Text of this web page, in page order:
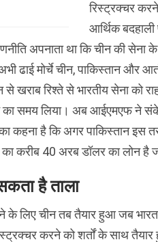
रिस्‍ट्रक्‍चर
आर्थिक
अपनाता था कि चीन की सेना
ढाई मोर्चे चीन, पाकिस्‍तान और
से खराब रिश्‍ते से भारतीय सेना
समय लिया। अब आईएमएफ ने
कहना है कि अगर पाकिस्‍तान इस
का करीब 40 अरब डॉलर का
है ताला
के लिए चीन तब तैयार हुआ जब
करने को शर्तों के साथ